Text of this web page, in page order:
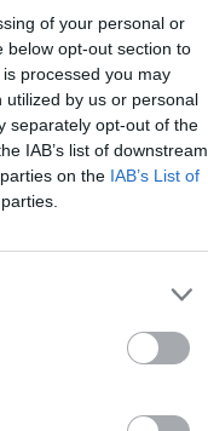
of your personal or
below opt-out section to
processed you may
by us or personal
separately opt-out of the
IAB’s list of downstream
on the IAB’s List of